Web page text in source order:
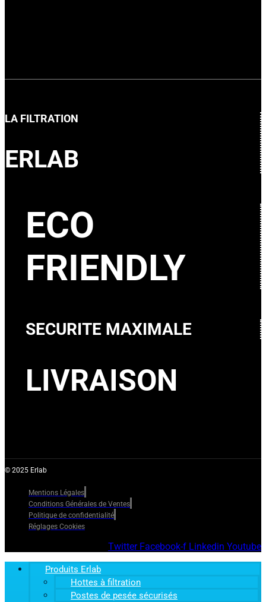
LA FILTRATION
ERLAB
ECO
FRIENDLY
SECURITE MAXIMALE
LIVRAISON
© 2025 Erlab
Mentions Légales
Conditions Générales de Ventes
Politique de confidentialité
Réglages Cookies
Twitter Facebook-f Linkedin Youtube
Produits Erlab
Hottes à filtration
Postes de pesée sécurisés